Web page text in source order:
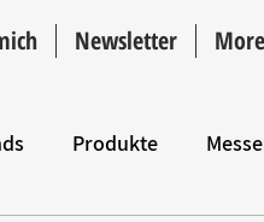
Newsletter More
Produkte